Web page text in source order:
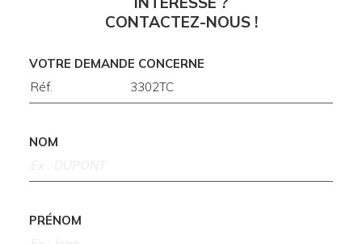
CONTACTEZ-NOUS !
VOTRE DEMANDE CONCERNE
NOM
PRÉNOM